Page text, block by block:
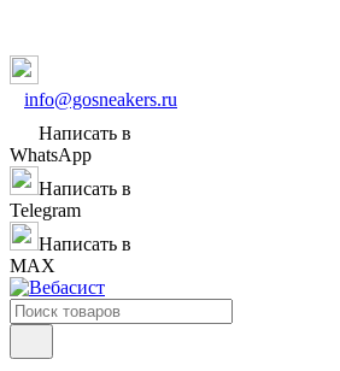
info@gosneakers.ru
Написать в
WhatsApp
Написать в
Telegram
Написать в
MAX